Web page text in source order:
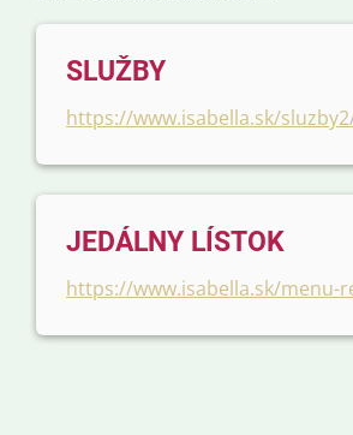
SLUŽBY
https://www.isabella.sk/
JEDÁLNY LÍSTOK
https://www.isabella.sk/menu-